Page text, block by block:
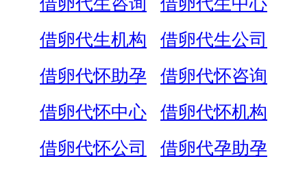
借卵代生机构
借卵代生公司
借卵代怀助孕
借卵代怀咨询
借卵代怀中心
借卵代怀机构
借卵代怀公司
借卵代孕助孕